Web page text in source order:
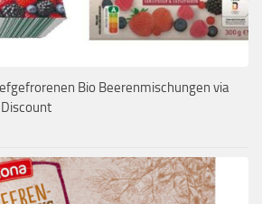
Bio Beerenmischungen via